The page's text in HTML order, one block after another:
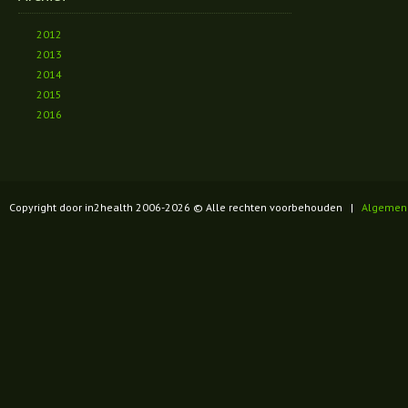
2012
2013
2014
2015
2016
Copyright door in2health 2006-2026 © Alle rechten voorbehouden |